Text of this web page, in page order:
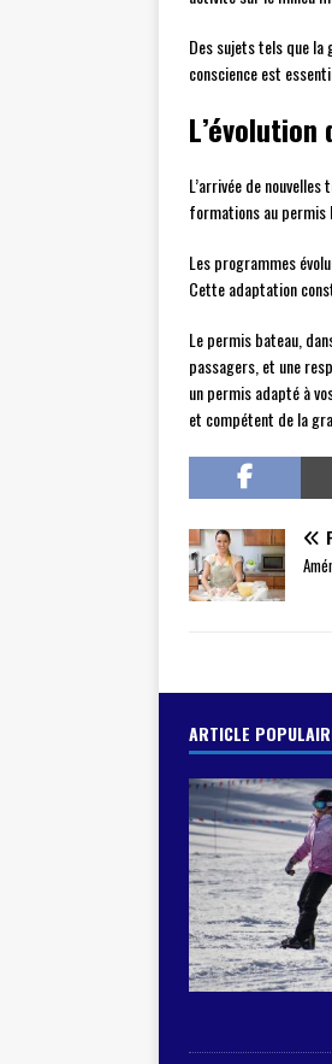
Des sujets tels que
conscience est
L’arrivée de
formations au permis
Les programmes
Cette adaptation
Le permis bateau,
passagers, et une
un permis adapté à
et compétent de la
ARTICLE